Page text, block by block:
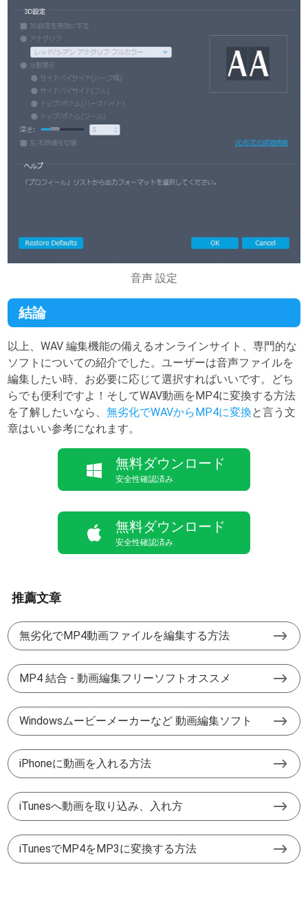
音声 設定
結論
以上、WAV 編集機能の備えるオンラインサイト、専門的な
ソフトについての紹介でした。ユーザーは音声ファイルを
編集したい時、お必要に応じて選択すればいいです。どち
らでも便利ですよ！そしてWAV動画をMP4に変換する方法
を了解したいなら、無劣化でWAVからMP4に変換と言う文
章はいい参考になれます。
無料ダウンロード
安全性確認済み
無料ダウンロード
安全性確認済み
推薦文章
無劣化でMP4動画ファイルを編集する方法
MP4 結合 - 動画編集フリーソフトオススメ
Windowsムービーメーカーなど 動画編集ソフト
iPhoneに動画を入れる方法
iTunesへ動画を取り込み、入れ方
iTunesでMP4をMP3に変換する方法